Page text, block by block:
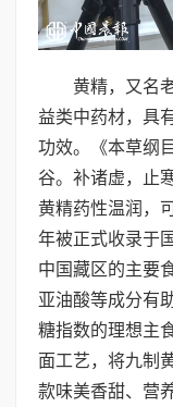
黄精，又名
益类中药材，具
功效。《本草纲
谷。补诸虚，止
黄精药性温润，
年被正式收录于
中国藏区的主要
亚油酸等成分有
糖指数的理想主
面工艺，将九制
款味美香甜、营